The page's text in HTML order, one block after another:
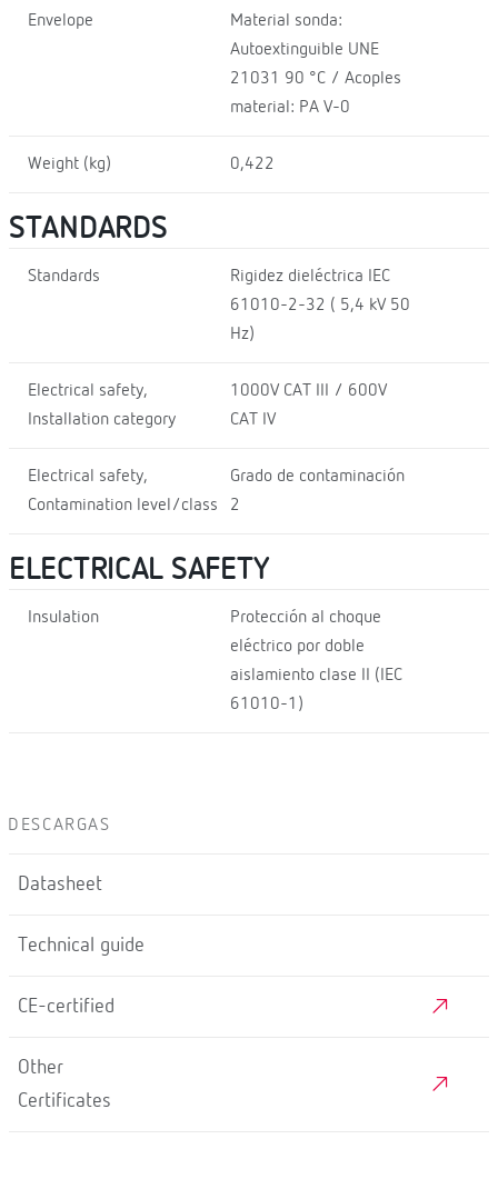
Envelope
Material sonda:
Autoextinguible UNE
21031 90 °C / Acoples
material: PA V-0
Weight (kg) 0,422
STANDARDS
Standards
Rigidez dieléctrica IEC
61010-2-32 ( 5,4 kV 50
Hz)
Electrical safety,
Installation category
1000V CAT III / 600V
CAT IV
Electrical safety,
Contamination level/class
Grado de contaminación
2
ELECTRICAL SAFETY
Insulation
Protección al choque
eléctrico por doble
aislamiento clase II (IEC
61010-1)
DESCARGAS
Datasheet
Technical guide
CE-certified
Other
Certificates